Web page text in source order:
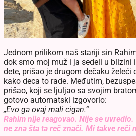
Jednom prilikom naš stariji sin
dok smo moj muž i ja sedeli u blizini
dete, prišao je drugom dečaku želeći
kako deca to rade. Međutim,
prišao, koji se ljuljao sa svojim
gotovo automatski izgovorio:
„Evo ga ovaj mali cigan.“
Rahim nije reagovao. Nije se
ne zna šta ta reč znači. Mi takve reči